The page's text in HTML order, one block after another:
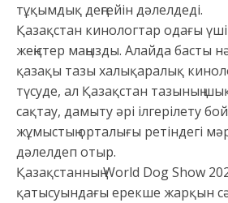
тұқымдық деңгейін дәлелдеді.
Қазақстан кинологтар одағы
жеңістер маңызды. Алайда басты
қазақы тазы халықаралық
түсуде, ал Қазақстан тазының
сақтау, дамыту әрі ілгерілету
жұмыстың орталығы ретіндегі
дәлелдеп отыр.
Қазақстанның World Dog Show
қатысуындағы ерекше жарқын